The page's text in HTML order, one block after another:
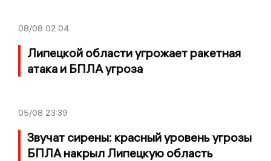
08/08 02:04
Липецкой области угрожает ракетная
атака и БПЛА угроза
05/08 23:39
Звучат сирены: красный уровень угрозы
БПЛА накрыл Липецкую область